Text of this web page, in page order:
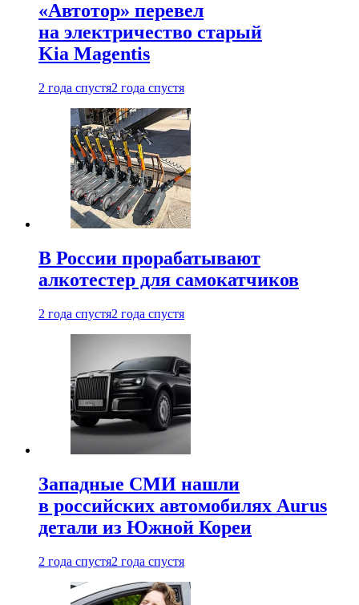
«Автотор» перевел
на электричество старый
Kia Magentis
2 года спустя2 года спустя
В России прорабатывают
алкотестер для самокатчиков
2 года спустя2 года спустя
Западные СМИ нашли
в российских автомобилях Aurus
детали из Южной Кореи
2 года спустя2 года спустя